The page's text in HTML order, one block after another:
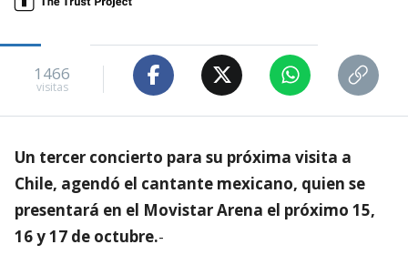
1466
visitas
Un tercer concierto para su próxima visita a
Chile, agendó el cantante mexicano, quien se
presentará en el Movistar Arena el próximo 15,
16 y 17 de octubre.-